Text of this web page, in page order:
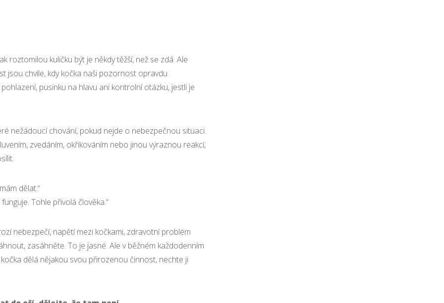
roztomilou kuličku být je někdy těžší, než se zdá. Ale
jsou chvíle, kdy kočka naši pozornost opravdu
pusinku na hlavu ani kontrolní otázku, jestli je
nežádoucí chování, pokud nejde o nebezpečnou situaci.
zvedáním, okřikováním nebo jinou výraznou reakcí,
dělat.“
Tohle přivolá člověka.“
nebezpečí, napětí mezi kočkami, zdravotní problém
zasáhněte. To je jasné. Ale v běžném každodenním
dělá nějakou svou přirozenou činnost, nechte ji